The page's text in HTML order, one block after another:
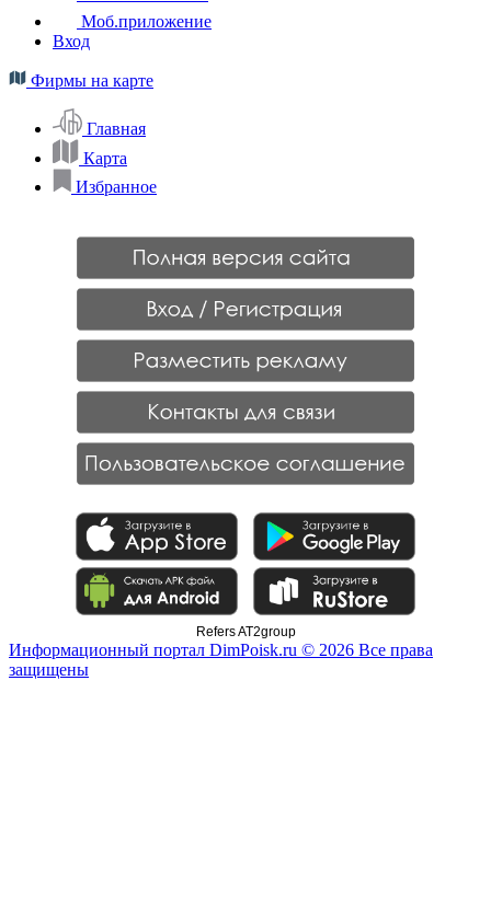
Моб.приложение
Вход
Фирмы на карте
Главная
Карта
Избранное
Refers AT2group
Информационный портал DimPoisk.ru © 2026 Все права
защищены